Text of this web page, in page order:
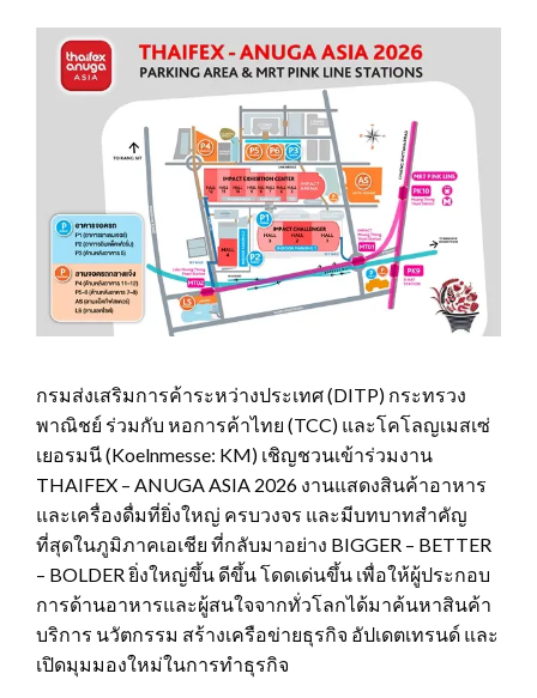
กรมส่งเสริมการค้าระหว่างประเทศ (DITP) กระทรวง
พาณิชย์ ร่วมกับ หอการค้าไทย (TCC) และโคโลญเมสเซ่
เยอรมนี (Koelnmesse: KM) เชิญชวนเข้าร่วมงาน
THAIFEX – ANUGA ASIA 2026 งานแสดงสินค้าอาหาร
และเครื่องดื่มที่ยิ่งใหญ่ ครบวงจร และมีบทบาทสำคัญ
ที่สุดในภูมิภาคเอเชีย ที่กลับมาอย่าง BIGGER – BETTER
– BOLDER ยิ่งใหญ่ขึ้น ดีขึ้น โดดเด่นขึ้น เพื่อให้ผู้ประกอบ
การด้านอาหารและผู้สนใจจากทั่วโลกได้มาค้นหาสินค้า
บริการ นวัตกรรม สร้างเครือข่ายธุรกิจ อัปเดตเทรนด์ และ
เปิดมุมมองใหม่ในการทำธุรกิจ